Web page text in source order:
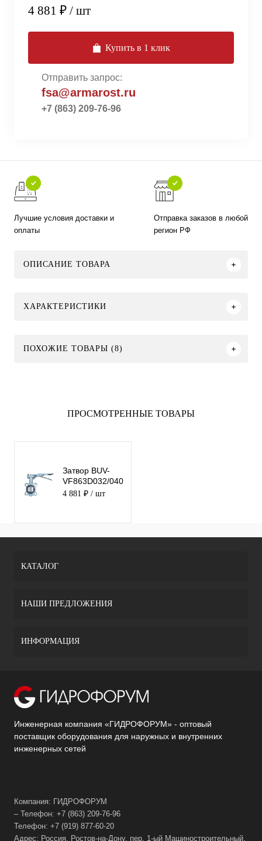
4 881 ₽ / шт
Купить в 1 клик
Отправить запрос:
fsa@armarost.ru
+7 (863) 209-76-96
Лучшие условия доставки и
оплаты
Отправка заказов в любой
регион РФ
ОПИСАНИЕ ТОВАРА
ХАРАКТЕРИСТИКИ
ПОХОЖИЕ ТОВАРЫ (8)
ПРОСМОТРЕННЫЕ ТОВАРЫ
Затвор BUV-
VF863D032/040H
Ру16 с рукояткой
4 881 ₽ / шт
КАТАЛОГ
НАШИ ПРЕДЛОЖЕНИЯ
ИНФОРМАЦИЯ
Инженерная компания «ГИДРОФОРУМ» - оптовый
поставщик оборудования для наружных и внутренних
инженерных сетей
Компания: ГИДРОФОРУМ
– Телефон: +7 (863) 209-76-96
Телефон: +7 (919) 877-60-20
Адрес: Россия, Ростов-на-Дону, пер. 1-ый Машиностроительный,